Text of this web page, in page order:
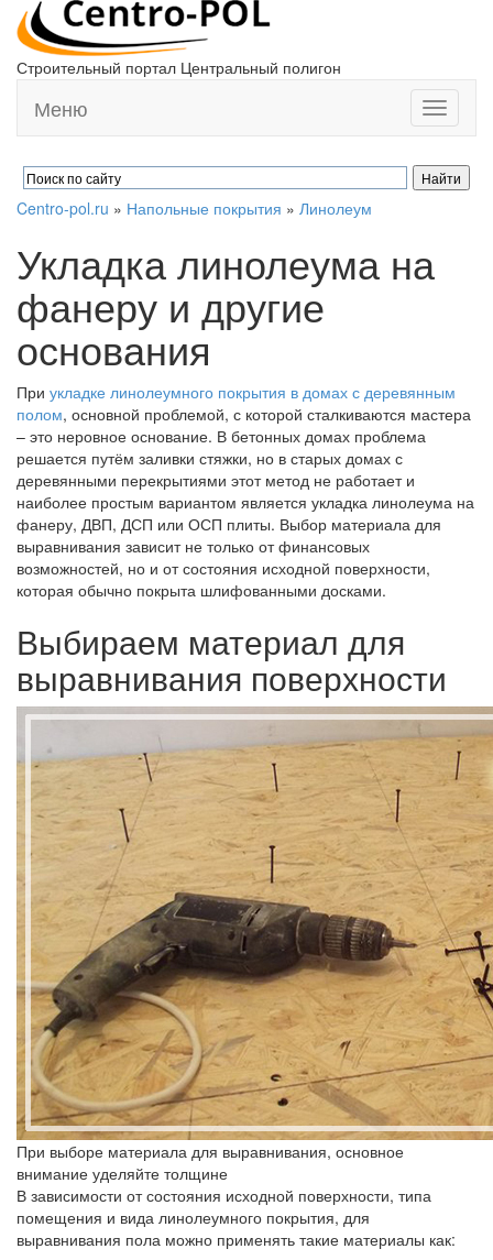
Строительный портал Центральный полигон
Toggle
Меню
Centro-pol.ru » Напольные покрытия » Линолеум
Укладка линолеума на
фанеру и другие
основания
При укладке линолеумного покрытия в домах с деревянным
полом, основной проблемой, с которой сталкиваются мастера
– это неровное основание. В бетонных домах проблема
решается путём заливки стяжки, но в старых домах с
деревянными перекрытиями этот метод не работает и
наиболее простым вариантом является укладка линолеума на
фанеру, ДВП, ДСП или ОСП плиты. Выбор материала для
выравнивания зависит не только от финансовых
возможностей, но и от состояния исходной поверхности,
которая обычно покрыта шлифованными досками.
Выбираем материал для
выравнивания поверхности
При выборе материала для выравнивания, основное
внимание уделяйте толщине
В зависимости от состояния исходной поверхности, типа
помещения и вида линолеумного покрытия, для
выравнивания пола можно применять такие материалы как: